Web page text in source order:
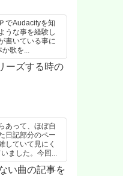
でAudacityを知
うな事を経験し
書いている事に
か歌を...
ーズする時の
あって、ほぼ自
日記部分のペー
していて見にく
ました。今回...
い曲の記事を